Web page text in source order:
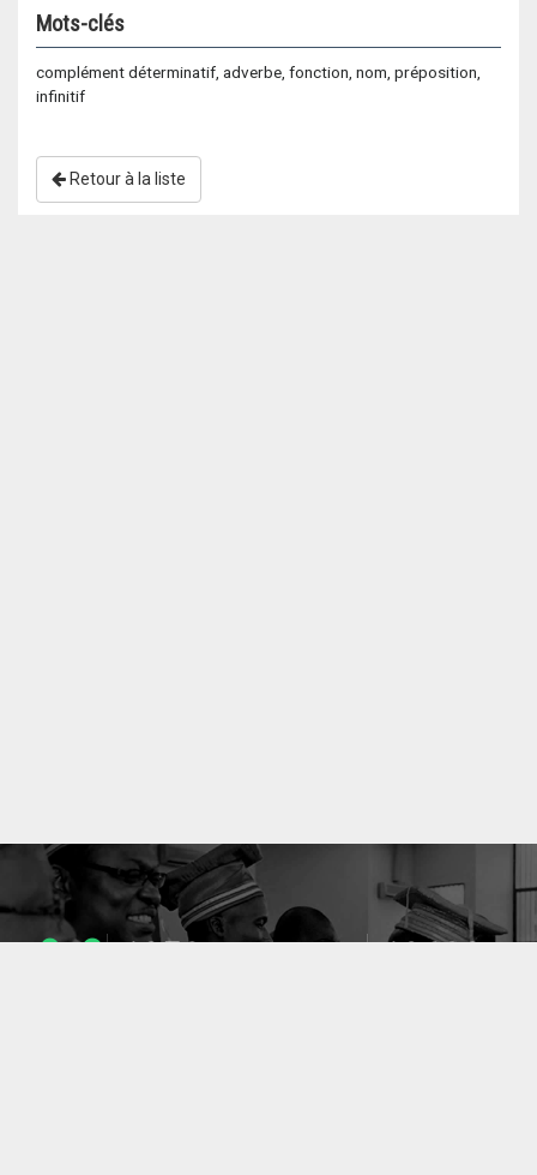
Mots-clés
complément déterminatif, adverbe, fonction, nom, préposition,
infinitif
Retour à la liste
1053 10633